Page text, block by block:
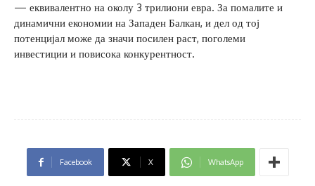
— еквивалентно на околу 3 трилиони евра. За помалите и
динамични економии на Западен Балкан, и дел од тој
потенцијал може да значи посилен раст, поголеми
инвестиции и повисока конкурентност.
Facebook X WhatsApp